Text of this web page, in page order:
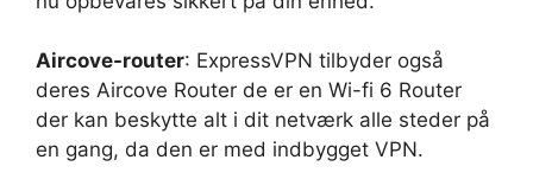
Aircove-router: ExpressVPN tilbyder også
deres Aircove Router de er en Wi-fi 6 Router
der kan beskytte alt i dit netværk alle steder på
en gang, da den er med indbygget VPN.